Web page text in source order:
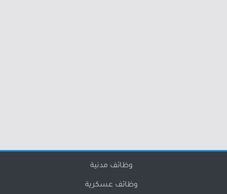
وظائف مدنية
وظائف عسكرية